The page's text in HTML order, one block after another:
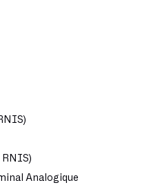
RNIS)
Analogique